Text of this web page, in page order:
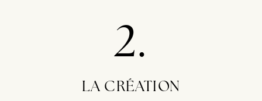
2.
LA CRÉATION